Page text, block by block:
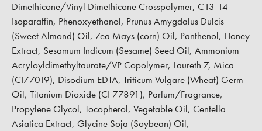
Dimethicone/Vinyl Dimethicone Crosspolymer, C13-14
Isoparaffin, Phenoxyethanol, Prunus Amygdalus Dulcis
(Sweet Almond) Oil, Zea Mays (corn) Oil, Panthenol, Honey
Extract, Sesamum Indicum (Sesame) Seed Oil, Ammonium
Acryloyldimethyltaurate/VP Copolymer, Laureth 7, Mica
(CI77019), Disodium EDTA, Triticum Vulgare (Wheat) Germ
Oil, Titanium Dioxide (CI 77891), Parfum/Fragrance,
Propylene Glycol, Tocopherol, Vegetable Oil, Centella
Asiatica Extract, Glycine Soja (Soybean) Oil,